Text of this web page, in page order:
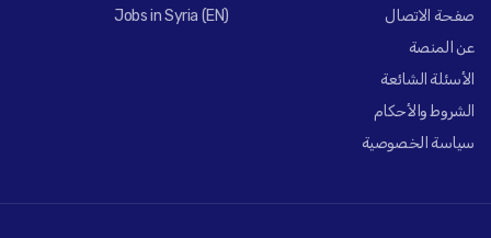
صفحة الاتصال
عن المنصة
الأسئلة الشائعة
الشروط والأحكام
سياسة الخصوصية
Jobs in Syria (EN)